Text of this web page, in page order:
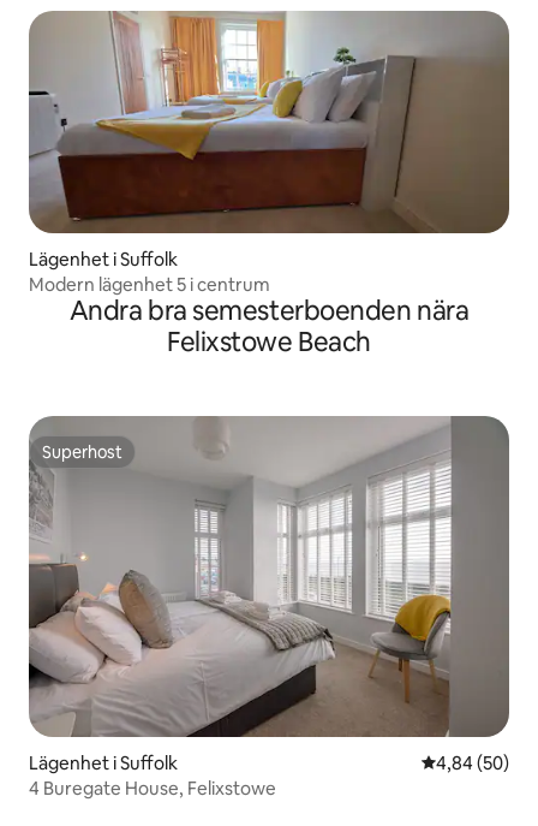
Lägenhet i Suffolk
Modern lägenhet 5 i centrum
Andra bra semesterboenden nära
Felixstowe Beach
Superhost
Superhost
Lägenhet i Suffolk 4,84 av 5 i
4,84 (50)
4 Buregate House, Felixstowe